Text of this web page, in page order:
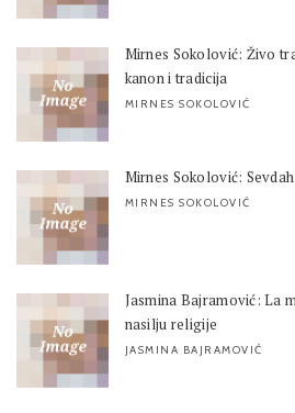
Mirnes Sokolović: Živo
kanon i tradicija
MIRNES SOKOLOVIĆ
Mirnes Sokolović:
MIRNES SOKOLOVIĆ
Jasmina Bajramović: La
nasilju religije
JASMINA BAJRAMOVIĆ